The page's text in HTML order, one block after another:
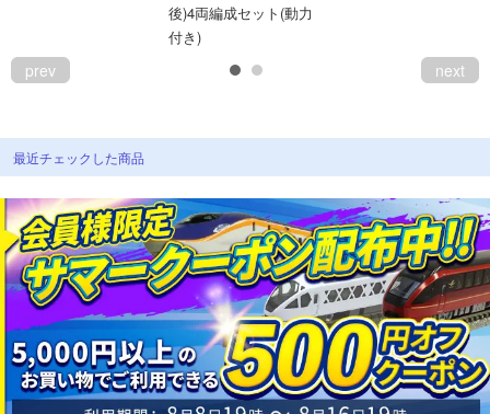
後)4両編成セット(動力
付き)
prev next
最近チェックした商品